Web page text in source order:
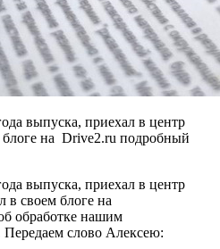
выпуска, приехал в центр
на Drive2.ru подробный
выпуска, приехал в центр
в своем блоге на
обработке нашим
слово Алексею: